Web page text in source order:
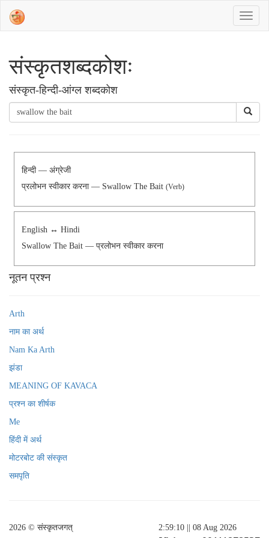
संस्‍कृतशब्‍दकोशः
संस्‍कृत-हिन्दी-आंग्ल शब्दकोश
हिन्दी — अंग्रेजी
प्रलोभन स्वीकार करना — Swallow The Bait (Verb)
English ↔ Hindi
Swallow The Bait — प्रलोभन स्वीकार करना
नूतन प्रश्न
Arth
नाम का अर्थ
Nam Ka Arth
झंडा
MEANING OF KAVACA
प्रश्न का शीर्षक
Me
हिंदी में अर्थ
मोटरबोट की संस्कृत
समपृति
2026 © संस्कृतजगत् 2:59:10 || 08 Aug 2026